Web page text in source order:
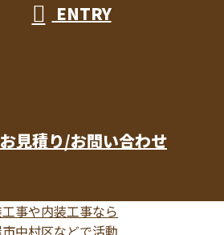
ENTRY
お見積り/お問い合わせ